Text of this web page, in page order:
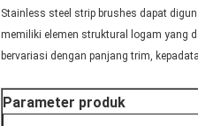
Stainless steel strip brushes dapat
memiliki elemen struktural logam yang
bervariasi dengan panjang trim,
Parameter produk